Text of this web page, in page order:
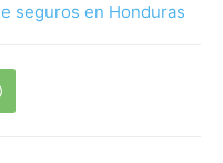
seguros en Honduras